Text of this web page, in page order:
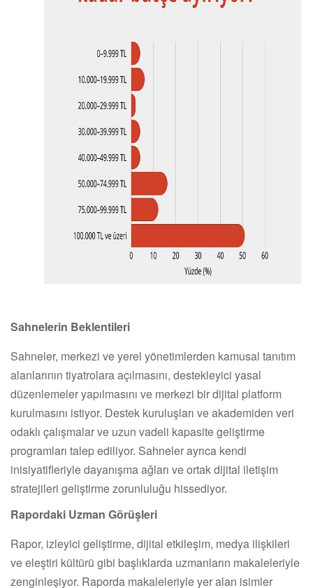
Sahnelerin Beklentileri
Sahneler, merkezi ve yerel yönetimlerden kamusal tanıtım
alanlarının tiyatrolara açılmasını, destekleyici yasal
düzenlemeler yapılmasını ve merkezi bir dijital platform
kurulmasını istiyor. Destek kuruluşları ve akademiden veri
odaklı çalışmalar ve uzun vadeli kapasite geliştirme
programları talep ediliyor. Sahneler ayrıca kendi
inisiyatifleriyle dayanışma ağları ve ortak dijital iletişim
stratejileri geliştirme zorunluluğu hissediyor.
Rapordaki Uzman Görüşleri
Rapor, izleyici geliştirme, dijital etkileşim, medya ilişkileri
ve eleştiri kültürü gibi başlıklarda uzmanların makaleleriyle
zenginleşiyor. Raporda makaleleriyle yer alan isimler